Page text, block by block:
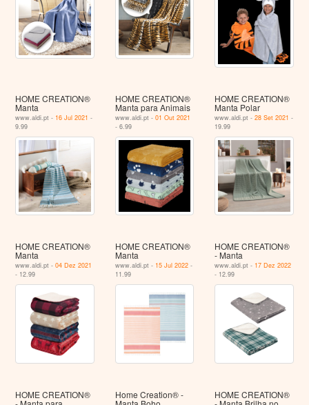
HOME CREATION®
Manta
www.aldi.pt - 16 Jul 2021 -
9.99
HOME CREATION®
Manta para Animais
www.aldi.pt - 01 Out 2021
- 6.99
HOME CREATION®
Manta Polar
www.aldi.pt -28 Set 2021 -
19.99
HOME CREATION®
Manta
www.aldi.pt -04 Dez 2021
- 12.99
HOME CREATION®
Manta
www.aldi.pt - 15 Jul 2022-
11.99
HOME CREATION®
- Manta
www.aldi.pt - 17 Dez 2022
- 12.99
HOME CREATION® Home Creation® - HOME CREATION®